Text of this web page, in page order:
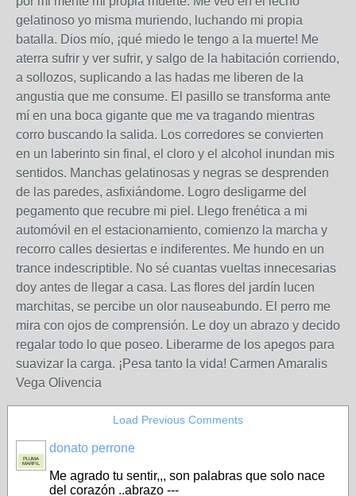
gelatinoso yo misma muriendo, luchando mi propia
batalla. Dios mío, ¡qué miedo le tengo a la muerte! Me
aterra sufrir y ver sufrir, y salgo de la habitación corriendo,
a sollozos, suplicando a las hadas me liberen de la
angustia que me consume. El pasillo se transforma ante
mí en una boca gigante que me va tragando mientras
corro buscando la salida. Los corredores se convierten
en un laberinto sin final, el cloro y el alcohol inundan mis
sentidos. Manchas gelatinosas y negras se desprenden
de las paredes, asfixiándome. Logro desligarme del
pegamento que recubre mi piel. Llego frenética a mi
automóvil en el estacionamiento, comienzo la marcha y
recorro calles desiertas e indiferentes. Me hundo en un
trance indescriptible. No sé cuantas vueltas innecesarias
doy antes de llegar a casa. Las flores del jardín lucen
marchitas, se percibe un olor nauseabundo. El perro me
mira con ojos de comprensión. Le doy un abrazo y decido
regalar todo lo que poseo. Liberarme de los apegos para
suavizar la carga. ¡Pesa tanto la vida! Carmen Amaralis
Vega Olivencia
Load Previous Comments
PLUMA
MARFIL
donato perrone
Me agrado tu sentir,,, son palabras que solo nace
del corazón ..abrazo ---